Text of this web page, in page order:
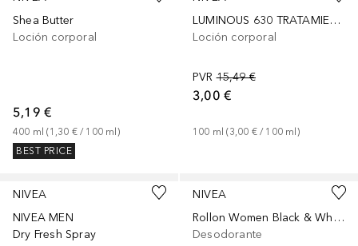
Shea Butter
Loción corporal
5,19 €
400 ml (1,30 € / 100 ml )
BEST PRICE
LUMINOUS 630 TRATAMIENTO AVANZADO ANTI-ESTRÍAS
Loción corporal
PVR 15,49 €
3,00 €
100 ml (3,00 € / 100 ml )
NIVEA
NIVEA MEN
Dry Fresh Spray
NIVEA
Rollon Women Black & White
Desodorante